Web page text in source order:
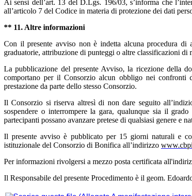
Ai sensi dell’art. 13 del D.Lgs. 196/03, s’informa che
all’articolo 7 del Codice in materia di protezione dei dati
** 11. Altre informazioni
Con il presente avviso non è indetta alcuna procedura di
graduatorie, attribuzione di punteggi o altre classificazioni di
La pubblicazione del presente Avviso, la ricezione della
comportano per il Consorzio alcun obbligo nei confronti
prestazione da parte dello stesso Consorzio.
Il Consorzio si riserva altresì di non dare seguito
sospendere o interrompere la gara, qualunque sia il
partecipanti possano avanzare pretese di qualsiasi genere e
Il presente avviso è pubblicato per 15 giorni naturali e
istituzionale del Consorzio di Bonifica all’indirizzo
Per informazioni rivolgersi a mezzo posta certificata
Il Responsabile del presente Procedimento è il geom.